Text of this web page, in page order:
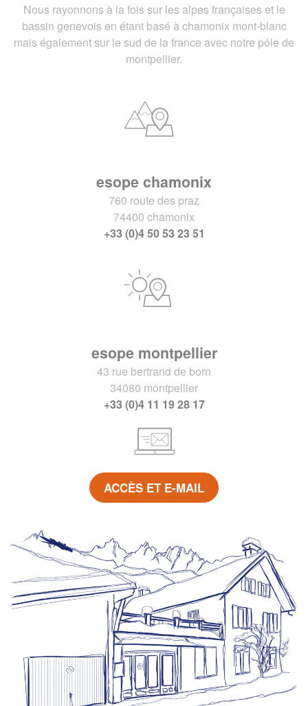
Nous rayonnons à la fois sur les alpes françaises et le
bassin genevois en étant basé à chamonix mont-blanc
mais également sur le sud de la france avec notre pôle de
montpellier.
esope chamonix
760 route des praz
74400 chamonix
+33 (0)4 50 53 23 51
esope montpellier
43 rue bertrand de born
34080 montpellier
+33 (0)4 11 19 28 17
ACCÈS ET E-MAIL